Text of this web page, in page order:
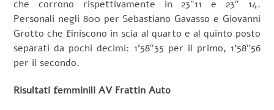
che corrono rispettivamente in 23″11 e 23″ 14.
Personali negli 800 per Sebastiano Gavasso e Giovanni
Grotto che finiscono in scia al quarto e al quinto posto
separati da pochi decimi: 1’58″35 per il primo, 1’58″56
per il secondo.
Risultati femminili AV Frattin Auto